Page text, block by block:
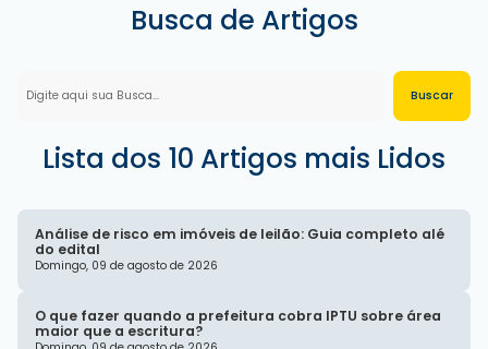
Busca de Artigos
Lista dos 10 Artigos mais Lidos
Análise de risco em imóveis de leilão: Guia completo alé
do edital
Domingo, 09 de agosto de 2026
O que fazer quando a prefeitura cobra IPTU sobre área
maior que a escritura?